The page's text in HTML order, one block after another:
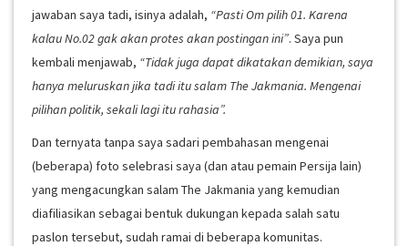
jawaban saya tadi, isinya adalah, “Pasti Om pilih 01. Karena
kalau No.02 gak akan protes akan postingan ini”. Saya pun
kembali menjawab, “Tidak juga dapat dikatakan demikian, saya
hanya meluruskan jika tadi itu salam The Jakmania. Mengenai
pilihan politik, sekali lagi itu rahasia”.
Dan ternyata tanpa saya sadari pembahasan mengenai
(beberapa) foto selebrasi saya (dan atau pemain Persija lain)
yang mengacungkan salam The Jakmania yang kemudian
diafiliasikan sebagai bentuk dukungan kepada salah satu
paslon tersebut, sudah ramai di beberapa komunitas.